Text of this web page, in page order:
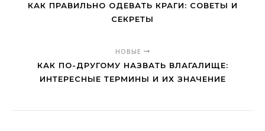
КАК ПРАВИЛЬНО ОДЕВАТЬ КРАГИ: СОВЕТЫ И
СЕКРЕТЫ
НОВЫЕ
КАК ПО-ДРУГОМУ НАЗВАТЬ ВЛАГАЛИЩЕ:
ИНТЕРЕСНЫЕ ТЕРМИНЫ И ИХ ЗНАЧЕНИЕ